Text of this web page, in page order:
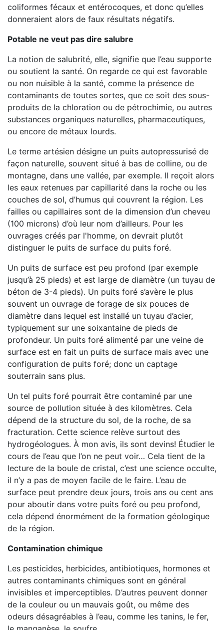
coliformes fécaux et entérocoques, et donc qu’elles
donneraient alors de faux résultats négatifs.
Potable ne veut pas dire salubre
La notion de salubrité, elle, signifie que l’eau supporte
ou soutient la santé. On regarde ce qui est favorable
ou non nuisible à la santé, comme la présence de
contaminants de toutes sortes, que ce soit des sous-
produits de la chloration ou de pétrochimie, ou autres
substances organiques naturelles, pharmaceutiques,
ou encore de métaux lourds.
Le terme artésien désigne un puits autopressurisé de
façon naturelle, souvent situé à bas de colline, ou de
montagne, dans une vallée, par exemple. Il reçoit alors
les eaux retenues par capillarité dans la roche ou les
couches de sol, d’humus qui couvrent la région. Les
failles ou capillaires sont de la dimension d’un cheveu
(100 microns) d’où leur nom d’ailleurs. Pour les
ouvrages créés par l'homme, on devrait plutôt
distinguer le puits de surface du puits foré.
Un puits de surface est peu profond (par exemple
jusqu’à 25 pieds) et est large de diamètre (un tuyau de
béton de 3-4 pieds). Un puits foré s’avère le plus
souvent un ouvrage de forage de six pouces de
diamètre dans lequel est installé un tuyau d’acier,
typiquement sur une soixantaine de pieds de
profondeur. Un puits foré alimenté par une veine de
surface est en fait un puits de surface mais avec une
configuration de puits foré; donc un captage
souterrain sans plus.
Un tel puits foré pourrait être contaminé par une
source de pollution située à des kilomètres. Cela
dépend de la structure du sol, de la roche, de sa
fracturation. Cette science relève surtout des
hydrogéologues. À mon avis, ils sont devins! Étudier le
cours de l’eau que l’on ne peut voir… Cela tient de la
lecture de la boule de cristal, c’est une science occulte,
il n’y a pas de moyen facile de le faire. L’eau de
surface peut prendre deux jours, trois ans ou cent ans
pour aboutir dans votre puits foré ou peu profond,
cela dépend énormément de la formation géologique
de la région.
Contamination chimique
Les pesticides, herbicides, antibiotiques, hormones et
autres contaminants chimiques sont en général
invisibles et imperceptibles. D’autres peuvent donner
de la couleur ou un mauvais goût, ou même des
odeurs désagréables à l’eau, comme les tanins, le fer,